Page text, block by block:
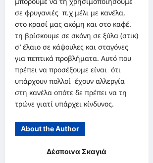
σε φρυγανιές π.χ μέλι με κανέλα,
στο κρασί μας ακόμη και στο καφέ.
τη βρίσκουμε σε σκόνη σε ξύλα (στικ)
σ’ έλαιο σε κάψουλες και σταγόνες
για πεπτικά προβλήματα. Αυτό που
πρέπει να προσέξουμε είναι ότι
υπάρχουν πολλοί έχουν αλλεργία
στη κανέλα οπότε δε πρέπει να τη
τρώνε γιατί υπάρχει κίνδυνος.
About the Author
Δέσποινα Σκαγιά